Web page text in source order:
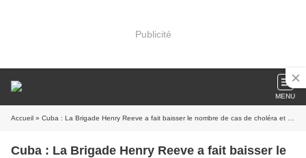
Publicité
MENU
Accueil » Cuba : La Brigade Henry Reeve a fait baisser le nombre de cas de choléra et de paludisme en Haïti
Cuba : La Brigade Henry Reeve a fait baisser le